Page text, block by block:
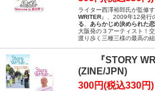
ライター西澤裕郎氏が監修
WRITER』、2009年12発行
る
あらかじめ決められた
大阪発の３アーティスト！
渡り歩く三種三様の最高の組
『STORY
(ZINE/JPN)
300円(税込330円)